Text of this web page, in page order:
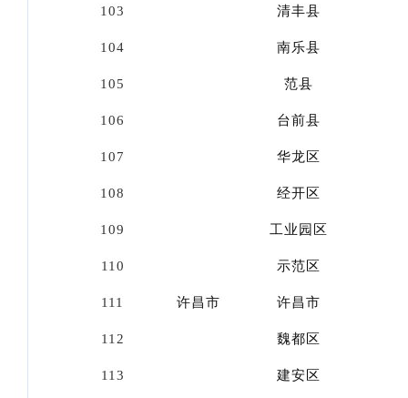
103 清丰县
104 南乐县
105 范县
106 台前县
107 华龙区
108 经开区
109 工业园区
110 示范区
111 许昌市 许昌市
112 魏都区
113 建安区